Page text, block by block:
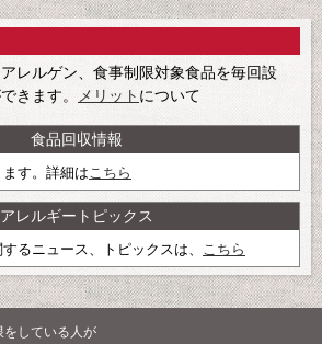
レルゲン、食事制限対象食品を毎回設
きます。
メリット について
食品回収情報
す。詳細はこちら
アレルギートピックス
るニュース、トピックスは、 こちら
をしている人が